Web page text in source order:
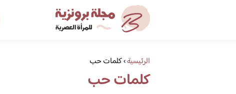
الرئيسية›كلمات حب
كلمات حب